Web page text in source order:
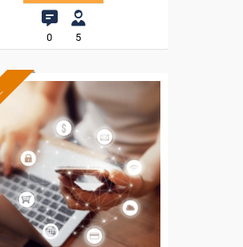
0 5
Formación 100%
subvencionada.
Para desempleados,
y autónomos.
Sector
-Otros Servicios.